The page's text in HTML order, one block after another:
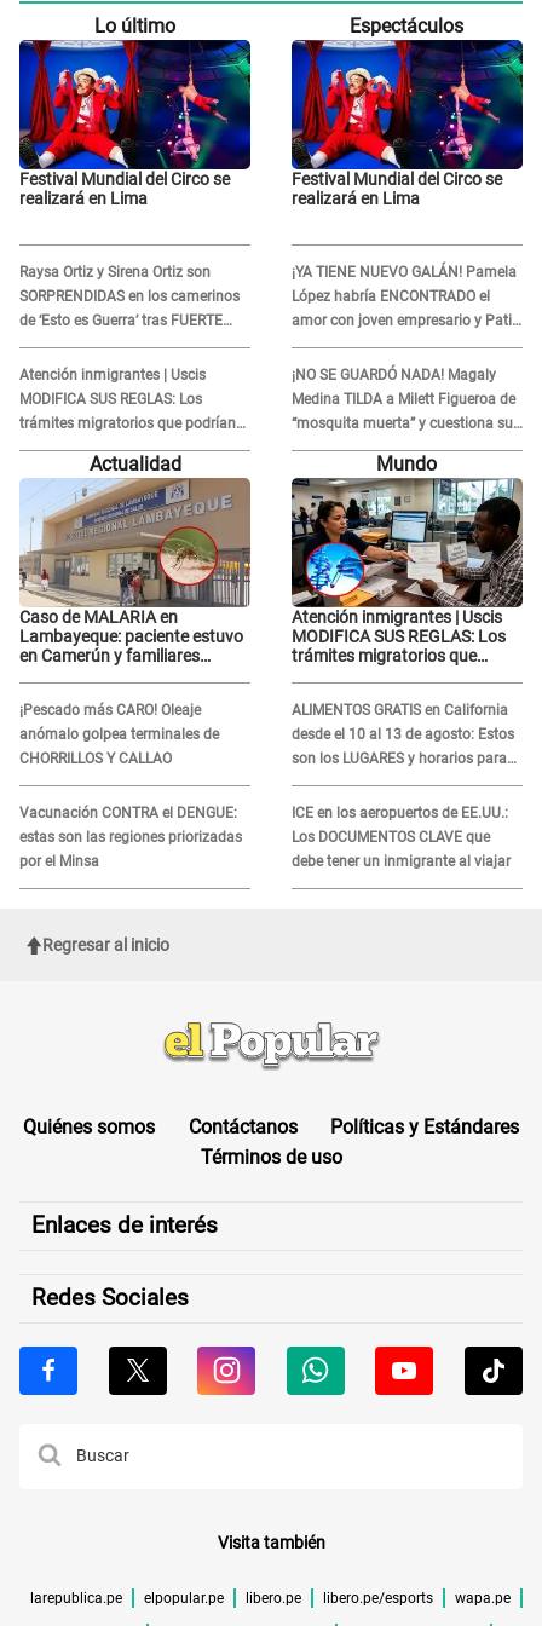
Lo último
Festival Mundial del Circo se
realizará en Lima
Raysa Ortiz y Sirena Ortiz son
SORPRENDIDAS en los camerinos
de ‘Esto es Guerra’ tras FUERTE
ENFRENTAMIENTO con Gabriel
Moisés: “Gracias”
Atención inmigrantes | Uscis
MODIFICA SUS REGLAS: Los
trámites migratorios que podrían
necesitar tu prueba de ADN
Espectáculos
Festival Mundial del Circo se
realizará en Lima
¡YA TIENE NUEVO GALÁN! Pamela
López habría ENCONTRADO el
amor con joven empresario y Pati
Lorena la ECHA en VIVO
¡NO SE GUARDÓ NADA! Magaly
Medina TILDA a Milett Figueroa de
“mosquita muerta” y cuestiona su
RECONCILIACIÓN con Marcelo
Tinelli en TV argentina
Actualidad
Caso de MALARIA en
Lambayeque: paciente estuvo
en Camerún y familiares
¡Pescado más CARO! Oleaje
anómalo golpea terminales de
CHORRILLOS Y CALLAO
Vacunación CONTRA el DENGUE:
estas son las regiones priorizadas
por el Minsa
Mundo
Atención inmigrantes | Uscis
MODIFICA SUS REGLAS: Los
trámites migratorios que
ALIMENTOS GRATIS en California
desde el 10 al 13 de agosto: Estos
son los LUGARES y horarios para
recibir la ayuda
ICE en los aeropuertos de EE.UU.:
Los DOCUMENTOS CLAVE que
debe tener un inmigrante al viajar
Regresar al inicio
Quiénes somos Contáctanos
Políticas y Estándares
Términos de uso
Enlaces de interés
Redes Sociales
Visita también
larepublica.pe elpopular.pe libero.pe libero.pe/esports wapa.pe